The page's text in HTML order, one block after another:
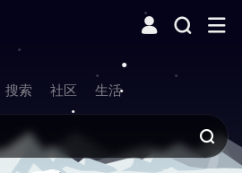
搜索 社区 生活